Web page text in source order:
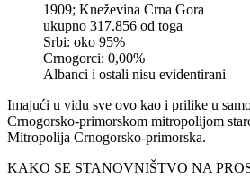
1909; Kneževina Crna Gora
ukupno 317.856 od toga
Srbi: oko 95%
Crnogorci: 0,00%
Albanci i ostali nisu evidentirani
Imajući u vidu sve ovo kao i prilike u
Crnogorsko-primorskom mitropolijom
Mitropolija Crnogorsko-primorska.
KAKO SE STANOVNIŠTVO NA